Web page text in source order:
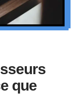
que